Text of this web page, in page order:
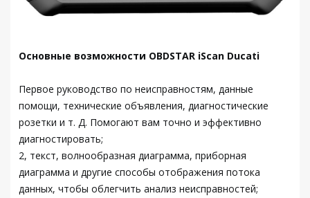
Основные возможности OBDSTAR iScan Ducati
Первое руководство по неисправностям, данные
помощи, технические объявления, диагностические
розетки и т. Д. Помогают вам точно и эффективно
диагностировать;
2, текст, волнообразная диаграмма, приборная
диаграмма и другие способы отображения потока
данных, чтобы облегчить анализ неисправностей;